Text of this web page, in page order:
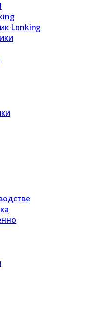
Lonking